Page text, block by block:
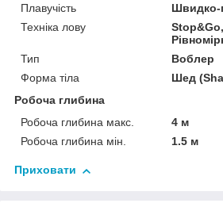
Плавучість
Швидко-
Техніка лову
Stop&Go,
Тип
Воблер
Форма тіла
Шед
Робоча глибина
Робоча глибина макс.
4 м
Робоча глибина мін.
1.5 м
Приховати